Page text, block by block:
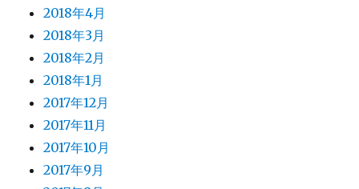
2018年4月
2018年3月
2018年2月
2018年1月
2017年12月
2017年11月
2017年10月
2017年9月